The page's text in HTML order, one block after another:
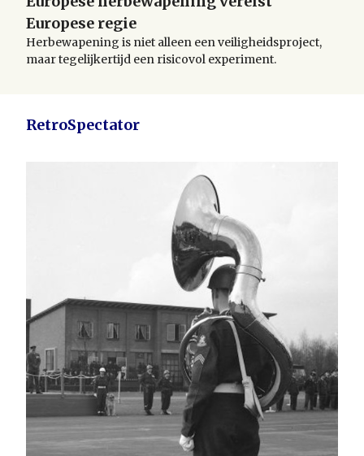
Europese regie
Herbewapening is niet alleen een veiligheidsproject,
maar tegelijkertijd een risicovol experiment.
RetroSpectator